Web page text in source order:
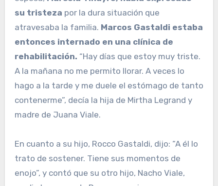
su tristeza por la dura situación que
atravesaba la familia. Marcos Gastaldi estaba
entonces internado en una clínica de
rehabilitación. “Hay días que estoy muy triste.
A la mañana no me permito llorar. A veces lo
hago a la tarde y me duele el estómago de tanto
contenerme”, decía la hija de Mirtha Legrand y
madre de Juana Viale.
En cuanto a su hijo, Rocco Gastaldi, dijo: “A él lo
trato de sostener. Tiene sus momentos de
enojo”, y contó que su otro hijo, Nacho Viale,